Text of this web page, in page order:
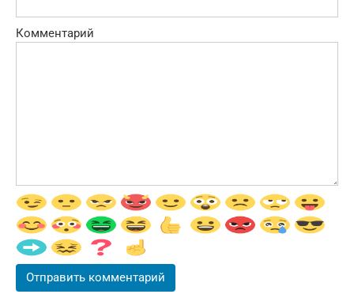
Комментарий